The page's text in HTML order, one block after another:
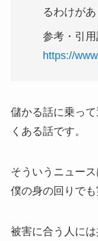
るわけがあ
参考・引用
https://
儲かる話に乗っ
くある話です。
そういうニュー
僕の身の回りでも
被害に合う人には